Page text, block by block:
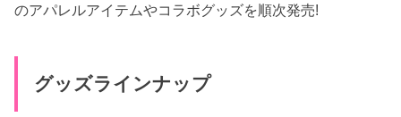
のアパレルアイテムやコラボグッズを順次発売!
グッズラインナップ